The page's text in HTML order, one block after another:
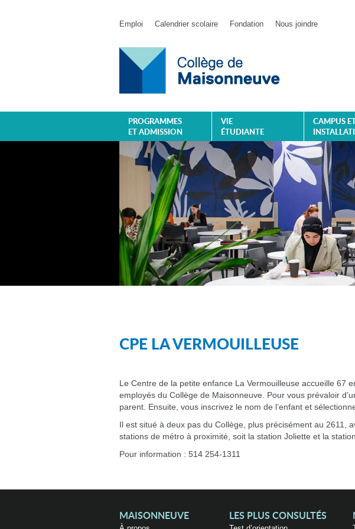
Emploi Calendrier scolaire Fondation Nous joindre
PROGRAMMES
ET ADMISSION
VIE
ÉTUDIANTE
CAMPUS ET
CPE LA VERMOUILLEUSE
Le Centre de la petite enfance La Vermouilleuse accueille 67
employés du Collège de Maisonneuve. Pour vous prévaloir
parent. Ensuite, vous inscrivez le nom de l’enfant et
Il est situé à deux pas du Collège, plus précisément au 2611,
stations de métro à proximité, soit la station Joliette et la
Pour information : 514 254-1311
MAISONNEUVE LES PLUS CONSULTÉS